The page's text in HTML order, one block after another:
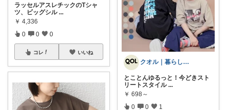
ラッセルアスレチックのTシャ
ツ、ビッグシル ...
￥ 4,336
0 0 0
コレ いいね
クオル｜暮らしの「質」爆上げ🈁
とことんゆるっと！今どきスト
リートスタイル ...
￥ 698～
0 0 1